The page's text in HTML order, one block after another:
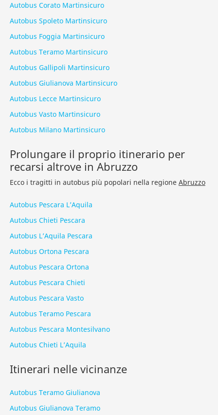
Autobus Corato Martinsicuro
Autobus Spoleto Martinsicuro
Autobus Foggia Martinsicuro
Autobus Teramo Martinsicuro
Autobus Gallipoli Martinsicuro
Autobus Giulianova Martinsicuro
Autobus Lecce Martinsicuro
Autobus Vasto Martinsicuro
Autobus Milano Martinsicuro
Prolungare il proprio itinerario per
recarsi altrove in Abruzzo
Ecco i tragitti in autobus più popolari nella regione Abruzzo
Autobus Pescara L’Aquila
Autobus Chieti Pescara
Autobus L’Aquila Pescara
Autobus Ortona Pescara
Autobus Pescara Ortona
Autobus Pescara Chieti
Autobus Pescara Vasto
Autobus Teramo Pescara
Autobus Pescara Montesilvano
Autobus Chieti L’Aquila
Itinerari nelle vicinanze
Autobus Teramo Giulianova
Autobus Giulianova Teramo